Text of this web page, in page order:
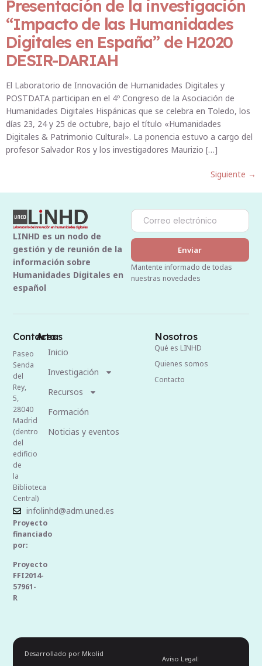
Presentación de la investigación
“Impacto de las Humanidades
Digitales en España” de H2020
DESIR-DARIAH
El Laboratorio de Innovación de Humanidades Digitales y
POSTDATA participan en el 4º Congreso de la Asociación de
Humanidades Digitales Hispánicas que se celebra en Toledo, los
días 23, 24 y 25 de octubre, bajo el título «Humanidades
Digitales & Patrimonio Cultural». La ponencia estuvo a cargo del
profesor Salvador Ros y los investigadores Maurizio […]
Siguiente →
LINHD es un nodo de
gestión y de reunión de la
información sobre
Humanidades Digitales en
español
Enviar
Mantente informado de todas
nuestras novedades
Contacto
Paseo
Senda
del
Rey,
5,
28040
Madrid
(dentro
del
edificio
de
la
Biblioteca
Central)
infolinhd@adm.uned.es
Proyecto
financiado
por:
Proyecto
FFI2014-
57961-
R
Areas
Inicio
Investigación
Recursos
Formación
Noticias y eventos
Nosotros
Qué es LINHD
Quienes somos
Contacto
Desarrollado por Mkolid
Aviso Legal